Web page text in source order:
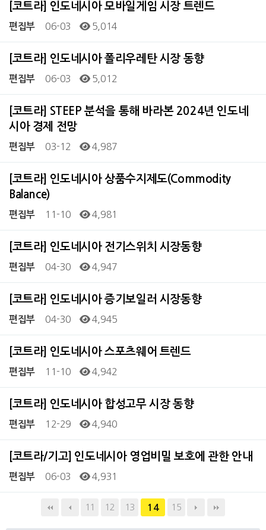
[코트라] 인도네시아 모바일게임 시장 트렌드
편집부 06-03 5,014
[코트라] 인도네시아 폴리우레탄 시장 동향
편집부 06-03 5,012
[코트라] STEEP 분석을 통해 바라본 2024년 인도네
시아 경제 전망
편집부 03-12 4,987
[코트라] 인도네시아 상품수지제도(Commodity
Balance)
편집부 11-10 4,981
[코트라] 인도네시아 전기스위치 시장동향
편집부 04-30 4,947
[코트라] 인도네시아 증기보일러 시장동향
편집부 04-30 4,945
[코트라] 인도네시아 스포츠웨어 트렌드
편집부 11-10 4,942
[코트라] 인도네시아 합성고무 시장 동향
편집부 12-29 4,940
[코트라/기고] 인도네시아 영업비밀 보호에 관한 안내
편집부 06-03 4,931
11 12 13 14 15